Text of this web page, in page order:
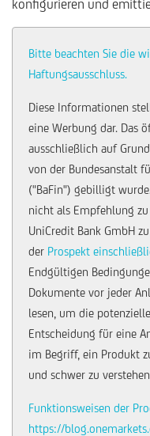
konfigurieren und
Bitte beachten Sie die
Haftungsausschluss.
Diese Informationen
eine Werbung dar. Das
ausschließlich auf
von der Bundesanstalt
("BaFin") gebilligt
nicht als Empfehlung
UniCredit Bank GmbH
der Prospekt
Endgültigen
Dokumente vor jeder
lesen, um die
Entscheidung für eine
im Begriff, ein Produkt
und schwer zu
Funktionsweisen der
https://